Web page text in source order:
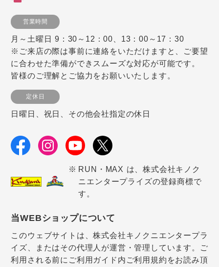
営業時間
月～土曜日 9：30～12：00、13：00～17：30
※ご来店の際は事前に連絡をいただけますと、ご要望
に合わせた準備ができスムーズな対応が可能です。
皆様のご理解とご協力をお願いいたします。
定休日
日曜日、祝日、その他会社指定の休日
RUN・MAX は、株式会社キノク
ニエンタープライズの登録商標で
す。
当WEBショップについて
このウェブサイトは、株式会社キノクニエンタープラ
イズ、またはその代理人が運営・管理しています。ご
利用される前にご利用ガイド内ご利用規約をお読み頂